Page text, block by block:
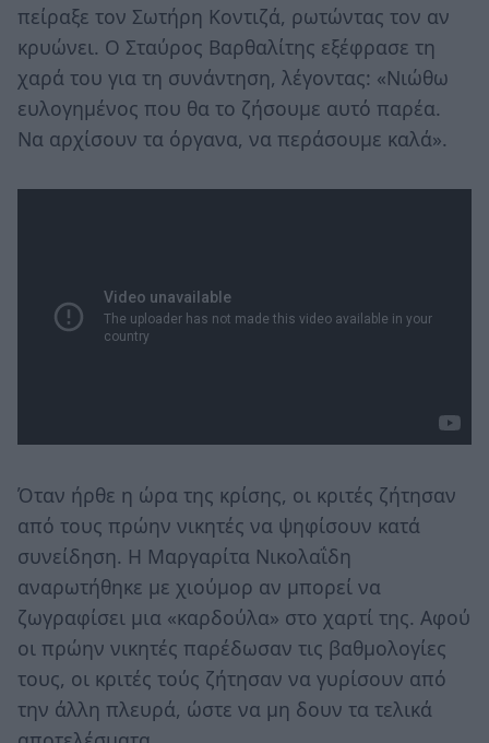
πείραξε τον Σωτήρη Κοντιζά, ρωτώντας τον αν
κρυώνει. Ο Σταύρος Βαρθαλίτης εξέφρασε τη
χαρά του για τη συνάντηση, λέγοντας: «Νιώθω
ευλογημένος που θα το ζήσουμε αυτό παρέα.
Να αρχίσουν τα όργανα, να περάσουμε καλά».
Όταν ήρθε η ώρα της κρίσης, οι κριτές ζήτησαν
από τους πρώην νικητές να ψηφίσουν κατά
συνείδηση. Η Μαργαρίτα Νικολαΐδη
αναρωτήθηκε με χιούμορ αν μπορεί να
ζωγραφίσει μια «καρδούλα» στο χαρτί της. Αφού
οι πρώην νικητές παρέδωσαν τις βαθμολογίες
τους, οι κριτές τούς ζήτησαν να γυρίσουν από
την άλλη πλευρά, ώστε να μη δουν τα τελικά